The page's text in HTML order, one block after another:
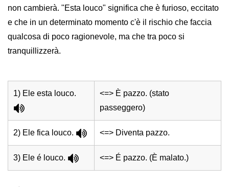
non cambierà. "Esta louco" significa che è furioso, eccitato
e che in un determinato momento c'è il rischio che faccia
qualcosa di poco ragionevole, ma che tra poco si
tranquillizzerà.
1) Ele esta louco.
<=> È pazzo. (stato
passeggero)
2) Ele fica louco. <=> Diventa pazzo.
3) Ele é louco. <=> É pazzo. (È malato.)